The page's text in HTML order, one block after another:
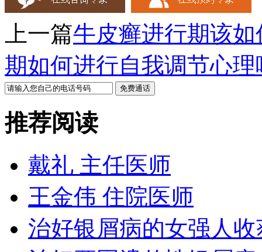
上一篇牛皮癣进行期该如
期如何进行自我调节心理
推荐阅读
戴礼 主任医师
王金伟 住院医师
治好银屑病的女强人